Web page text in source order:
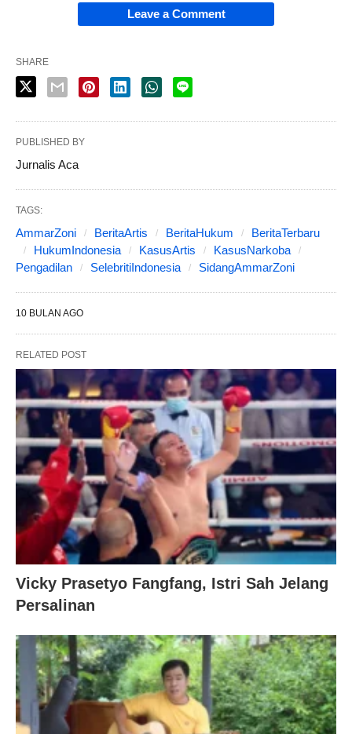
Leave a Comment
SHARE
PUBLISHED BY
Jurnalis Aca
TAGS:
AmmarZoni BeritaArtis BeritaHukum
BeritaTerbaru
HukumIndonesia
KasusArtis
KasusNarkoba
Pengadilan
SelebritiIndonesia SidangAmmarZoni
10 BULAN AGO
RELATED POST
Vicky Prasetyo Fangfang, Istri Sah Jelang
Persalinan